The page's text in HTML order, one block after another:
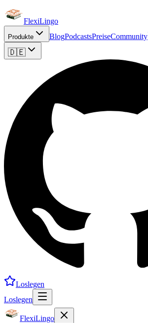
FlexiLingo
Produkte BlogPodcastsPreiseCommunity
🇩🇪
Loslegen
Loslegen
FlexiLingo